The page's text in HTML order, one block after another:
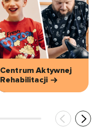
Centrum Aktywnej
Rehabilitacji